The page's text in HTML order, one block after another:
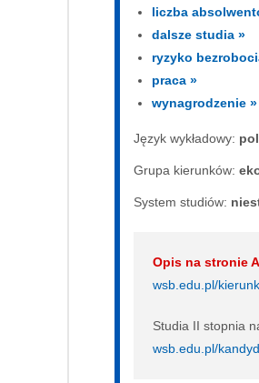
liczba
dalsze studia »
ryzyko
praca »
wynagrodzenie »
Język wykładowy:
Grupa kierunków:
System studiów:
Opis na stronie
wsb.edu.pl/
Studia II stopnia
wsb.edu.pl/